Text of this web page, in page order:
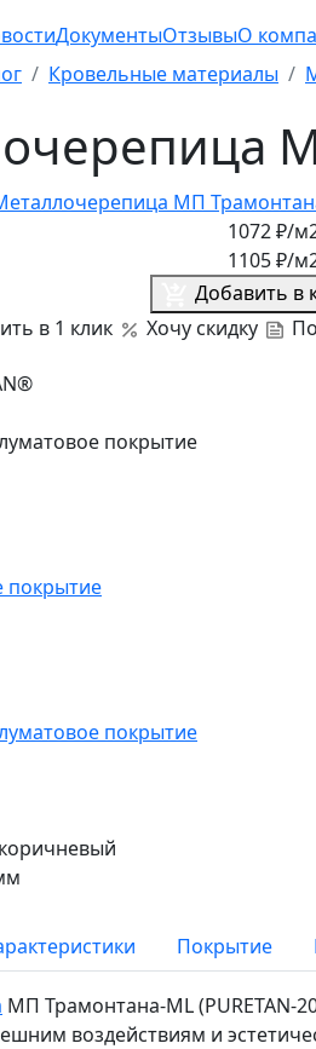
ДокументыОтзывыО
Кровельные материалы
1072₽/
1105 ₽/
Добавить в
в 1 клик
Хочу скидку
покрытие
покрытие
покрытие
Покрытие
МП Трамонтана-ML (PURETAN-
воздействиям и